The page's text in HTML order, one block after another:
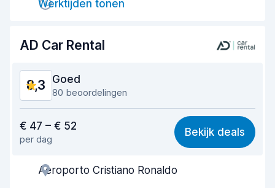
Snelheid inleverproces
Werktijden tonen
AD Car Rental
8,3 Goed
80 beoordelingen
7,8
Makkelijk te vinden 8,1
Behulpzame medewerker
€ 47 – € 52
per dag
Bekijk deals
Aeroporto Cristiano Ronaldo